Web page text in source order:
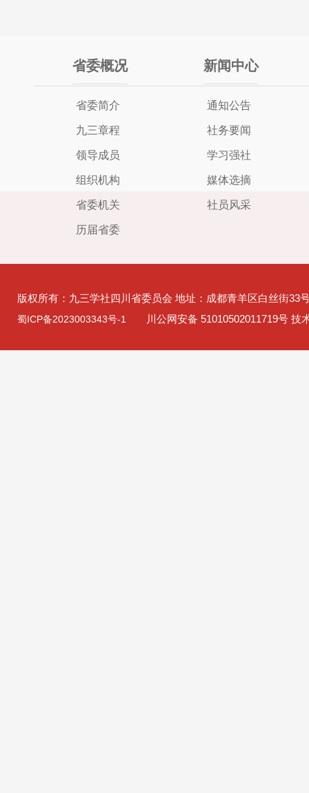
省委概况
省委简介
九三章程
领导成员
组织机构
省委机关
历届省委
新闻中心
通知公告
社务要闻
学习强社
媒体选摘
社员风采
版权所有：九三学社四川省委员会 地址：成都青羊区白丝街33
蜀ICP备2023003343号-1 川公网安备 51010502011719号 技